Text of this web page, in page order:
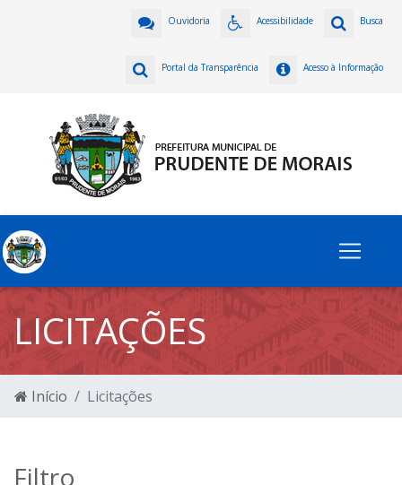
Busca
Acessibilidade
Ouvidoria
Acesso à Informação
Portal da Transparência
LICITAÇÕES
Início Licitações
Filtro